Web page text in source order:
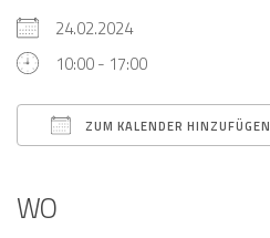
24.02.2024
10:00 - 17:00
ZUM KALENDER HINZUFÜGEN
WO